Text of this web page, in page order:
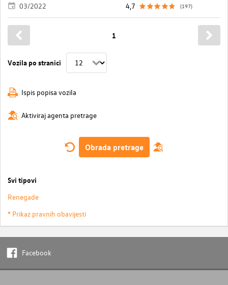
03/2022
4,7
(197)
Vozila po stranici
1
Ispis popisa vozila
Aktiviraj agenta pretrage
Obrada pretrage
Svi tipovi
Renegade
* Prikaz pravnih obavijesti
Facebook